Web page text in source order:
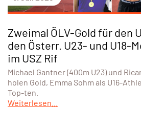
Zweimal ÖLV-Gold für den
den Österr. U23- und U18-
im USZ Rif
Michael Gantner (400m U23) und
holen Gold, Emma Sohm als U16-
Top-ten.
Weiterlesen...